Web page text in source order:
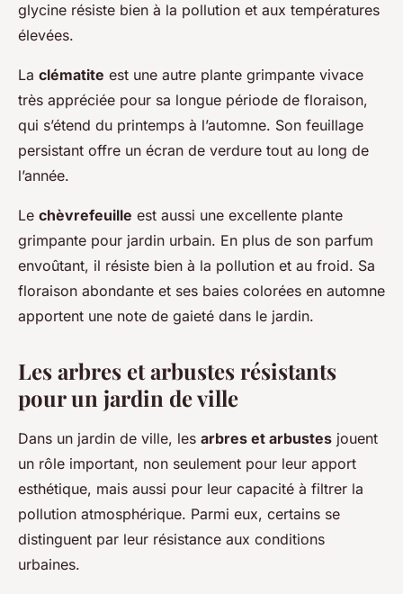
glycine résiste bien à la pollution et aux températures
élevées.
La clématite est une autre plante grimpante vivace
très appréciée pour sa longue période de floraison,
qui s’étend du printemps à l’automne. Son feuillage
persistant offre un écran de verdure tout au long de
l’année.
Le chèvrefeuille est aussi une excellente plante
grimpante pour jardin urbain. En plus de son parfum
envoûtant, il résiste bien à la pollution et au froid. Sa
floraison abondante et ses baies colorées en automne
apportent une note de gaieté dans le jardin.
Les arbres et arbustes résistants
pour un jardin de ville
Dans un jardin de ville, les arbres et arbustes jouent
un rôle important, non seulement pour leur apport
esthétique, mais aussi pour leur capacité à filtrer la
pollution atmosphérique. Parmi eux, certains se
distinguent par leur résistance aux conditions
urbaines.